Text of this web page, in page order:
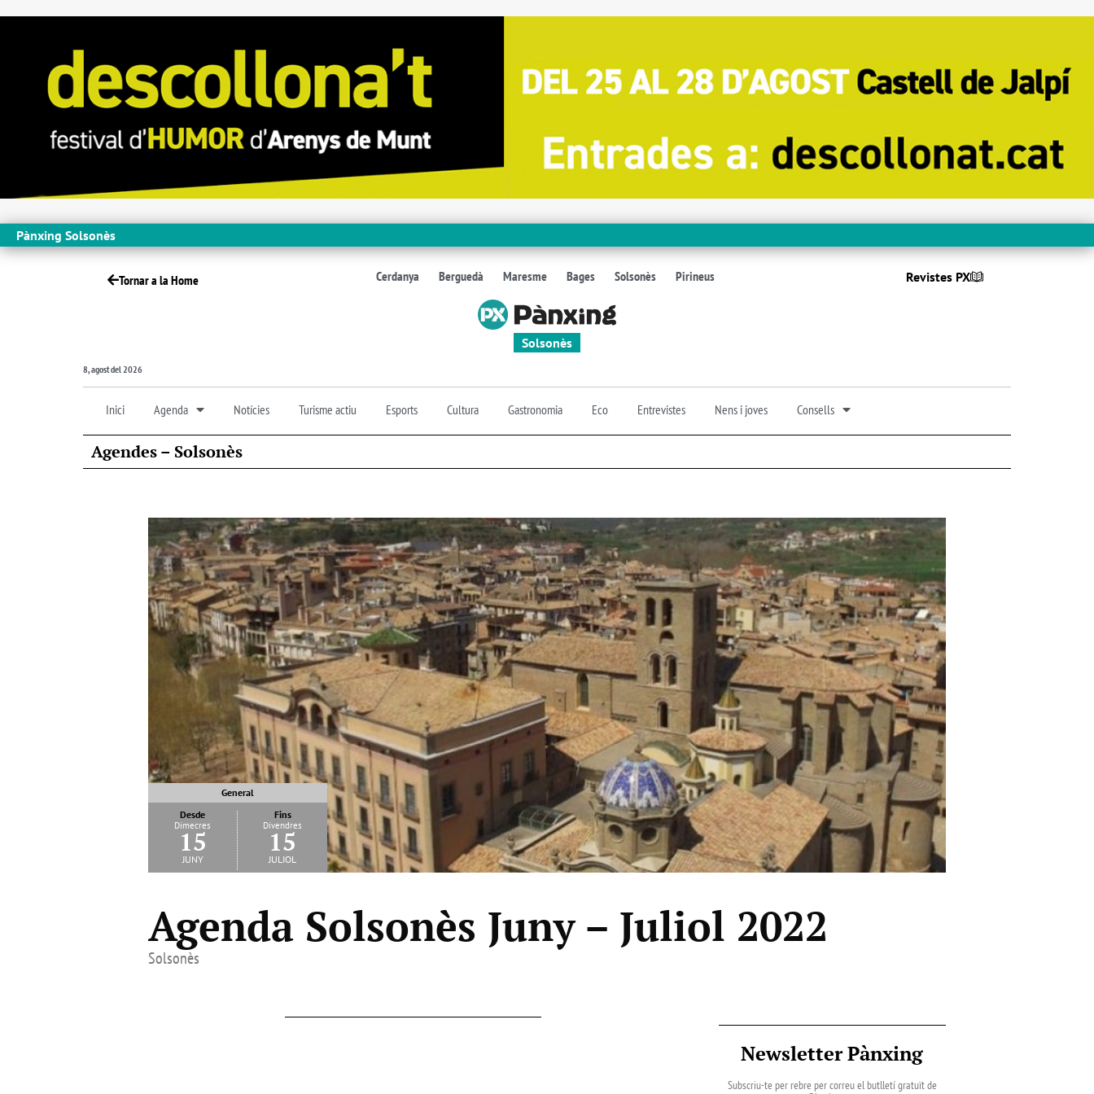
Pànxing Solsonès
Tornar a la Home Cerdanya Berguedà Maresme Bages Solsonès Pirineus Revistes PX
Solsonès
8, agost del 2026
Inici Agenda Notícies Turisme actiu Esports Cultura Gastronomia Eco Entrevistes Nens i joves Consells
Agendes – Solsonès
General
Desde
Dimecres
15
juny
Fins
Divendres
15
juliol
Agenda Solsonès Juny – Juliol 2022
Solsonès
Newsletter Pànxing
Subscriu-te per rebre per correu el butlletí gratuït de